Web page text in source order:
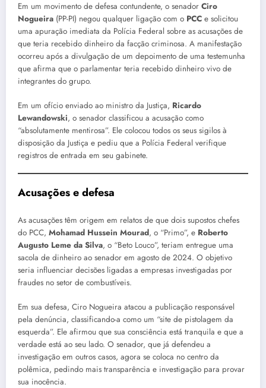
Em um movimento de defesa contundente, o senador Ciro
Nogueira (PP-PI) negou qualquer ligação com o PCC e solicitou
uma apuração imediata da Polícia Federal sobre as acusações de
que teria recebido dinheiro da facção criminosa. A manifestação
ocorreu após a divulgação de um depoimento de uma testemunha
que afirma que o parlamentar teria recebido dinheiro vivo de
integrantes do grupo.
Em um ofício enviado ao ministro da Justiça, Ricardo
Lewandowski, o senador classificou a acusação como
“absolutamente mentirosa”. Ele colocou todos os seus sigilos à
disposição da Justiça e pediu que a Polícia Federal verifique
registros de entrada em seu gabinete.
Acusações e defesa
As acusações têm origem em relatos de que dois supostos chefes
do PCC, Mohamad Hussein Mourad, o “Primo”, e Roberto
Augusto Leme da Silva, o “Beto Louco”, teriam entregue uma
sacola de dinheiro ao senador em agosto de 2024. O objetivo
seria influenciar decisões ligadas a empresas investigadas por
fraudes no setor de combustíveis.
Em sua defesa, Ciro Nogueira atacou a publicação responsável
pela denúncia, classificando-a como um “site de pistolagem da
esquerda”. Ele afirmou que sua consciência está tranquila e que a
verdade está ao seu lado. O senador, que já defendeu a
investigação em outros casos, agora se coloca no centro da
polêmica, pedindo mais transparência e investigação para provar
sua inocência.